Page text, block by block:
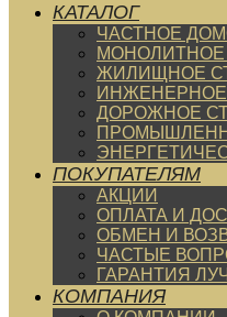
КАТАЛОГ
ЧАСТНОЕ
МОНОЛИТНОЕ
ЖИЛИЩНОЕ
ДОРОЖНОЕ
ПОКУПАТЕЛЯМ
АКЦИИ
ОПЛАТА И
ОБМЕН И
ЧАСТЫЕ
ГАРАНТИЯ
КОМПАНИЯ